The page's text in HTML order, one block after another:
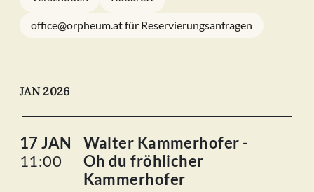
office@orpheum.at für Reservierungsanfragen
JAN 2026
17 JAN
11:00
Walter Kammerhofer -
Oh du fröhlicher
Kammerhofer